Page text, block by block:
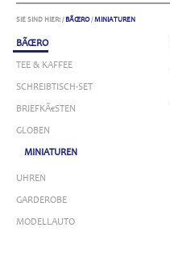
SIE SIND HIER: / BÃŒRO/MINIATUREN
BÃŒRO
TEE & KAFFEE
SCHREIBTISCH-SET
BRIEFKÃ€STEN
GLOBEN
MINIATUREN
UHREN
GARDEROBE
MODELLAUTO